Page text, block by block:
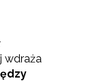
wdraża